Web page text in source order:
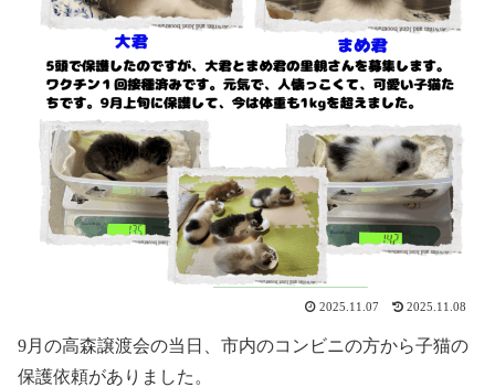
2025.11.07 2025.11.08
9月の高森譲渡会の当日、市内のコンビニの方から子猫の
保護依頼がありました。